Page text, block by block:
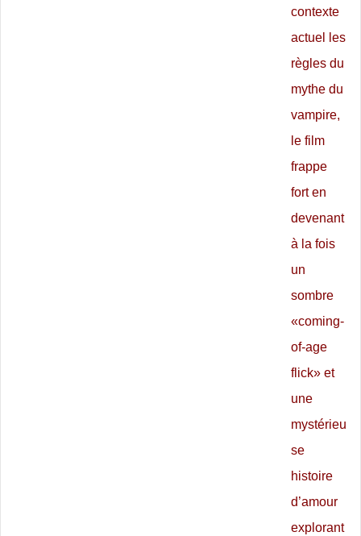
contexte
actuel les
règles du
mythe du
vampire,
le film
frappe
fort en
devenant
à la fois
un
sombre
«coming-
of-age
flick» et
une
mystérieu
se
histoire
d’amour
explorant